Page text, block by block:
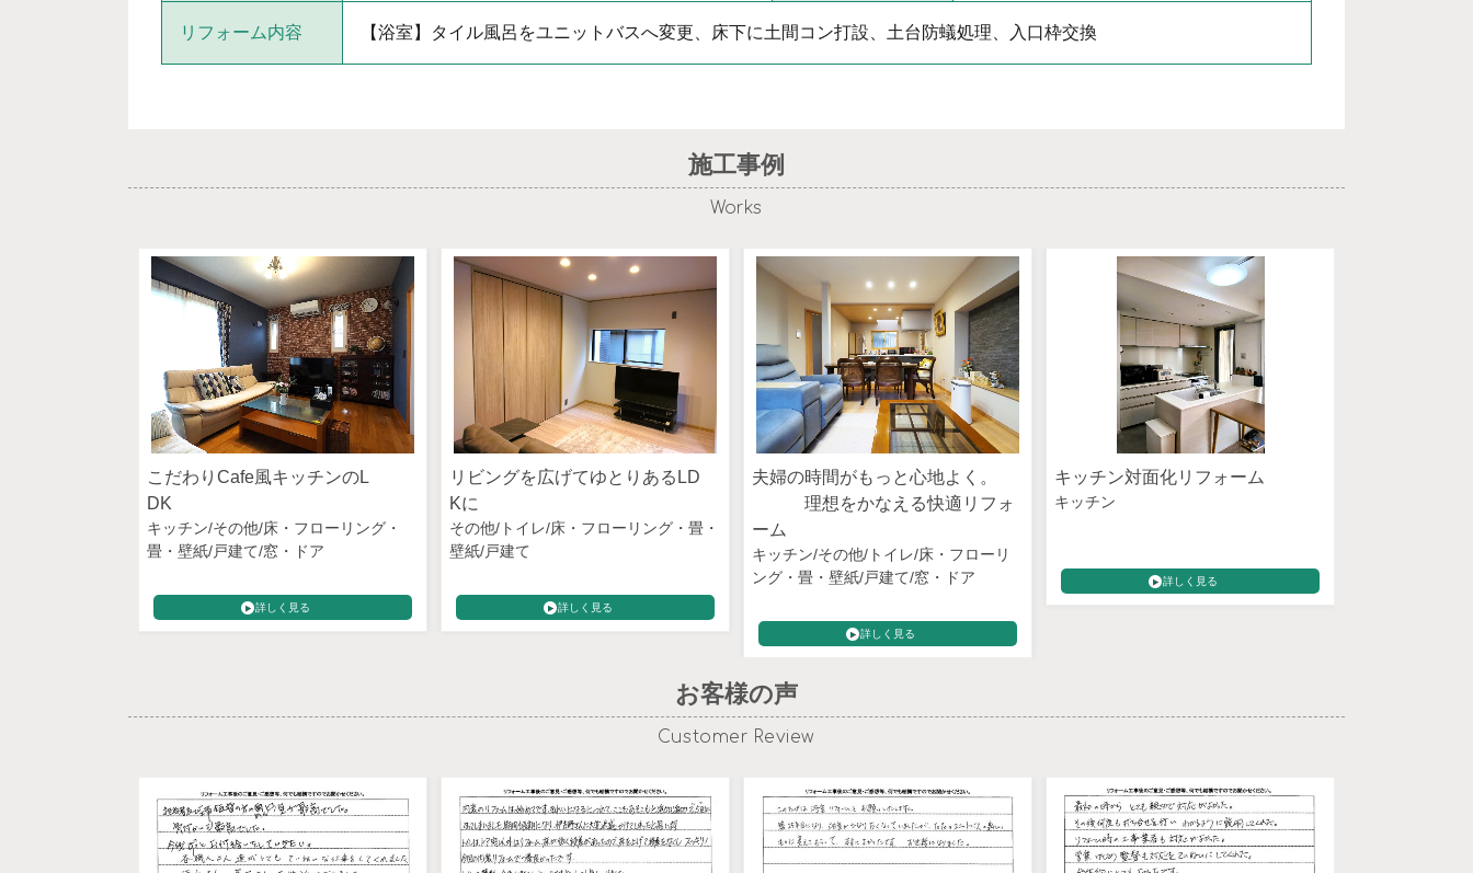
リフォーム内容 【浴室】タイル風呂をユニットバスへ変更、床下に土間コン打設、土台防蟻処理、入口枠交換
施工事例
Works
こだわりCafe風キッチンのL
DK
キッチン その他 床・フローリング・
畳・壁紙 戸建て 窓・ドア
詳しく見る
リビングを広げてゆとりあるLD
Kに
その他 トイレ 床・フローリング・畳・
壁紙 戸建て
詳しく見る
夫婦の時間がもっと心地よく。
理想をかなえる快適リフォ
ーム
キッチン その他 トイレ 床・フローリ
ング・畳・壁紙 戸建て 窓・ドア
詳しく見る
キッチン対面化リフォーム
キッチン
詳しく見る
お客様の声
Customer Review